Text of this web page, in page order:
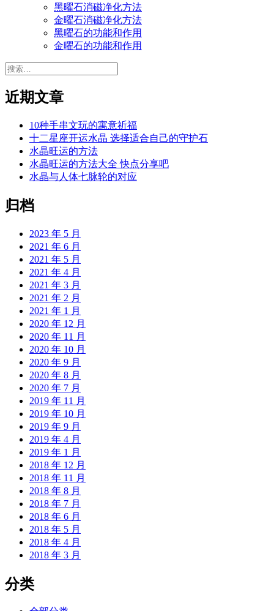
黑曜石消磁净化方法
金曜石消磁净化方法
黑曜石的功能和作用
金曜石的功能和作用
搜
近期文章
10种手串文玩的寓意祈福
十二星座开运水晶 选择适合自己的守护石
水晶旺运的方法
水晶旺运的方法大全 快点分享吧
水晶与人体七脉轮的对应
归档
2023 年 5 月
2021 年 6 月
2021 年 5 月
2021 年 4 月
2021 年 3 月
2021 年 2 月
2021 年 1 月
2020 年 12 月
2020 年 11 月
2020 年 10 月
2020 年 9 月
2020 年 8 月
2020 年 7 月
2019 年 11 月
2019 年 10 月
2019 年 9 月
2019 年 4 月
2019 年 1 月
2018 年 12 月
2018 年 11 月
2018 年 8 月
2018 年 7 月
2018 年 6 月
2018 年 5 月
2018 年 4 月
2018 年 3 月
分类